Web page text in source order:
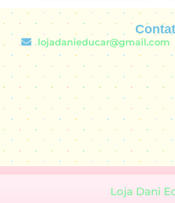
lojadanieducar@gmail.com
Loja Dani